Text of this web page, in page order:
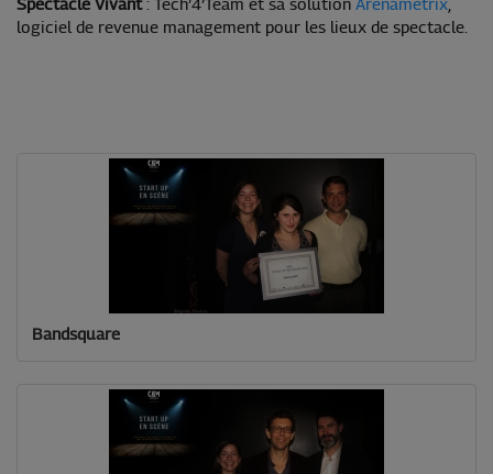
​Spectacle Vivant : Tech’4’Team et sa solution Arenametrix
logiciel de revenue management pour les lieux de spectacle.
Bandsquare